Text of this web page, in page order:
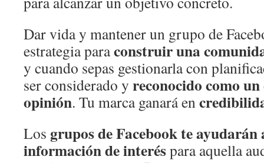
Dar vida y mantener un grupo de
estrategia paraconstruir una
y cuando sepas gestionarla con
ser considerado y reconocido como
opinión. Tu marca ganará en
Los grupos de Facebook te
información de interéspara aquella